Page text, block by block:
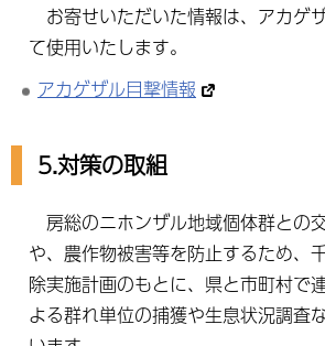
お寄せいただいた情報は、アカゲ
て使用いたします。
アカゲザル目撃情報
5.対策の取組
房総のニホンザル地域個体群との
や、農作物被害等を防止するため、
除実施計画のもとに、県と市町村で
よる群れ単位の捕獲や生息状況調査